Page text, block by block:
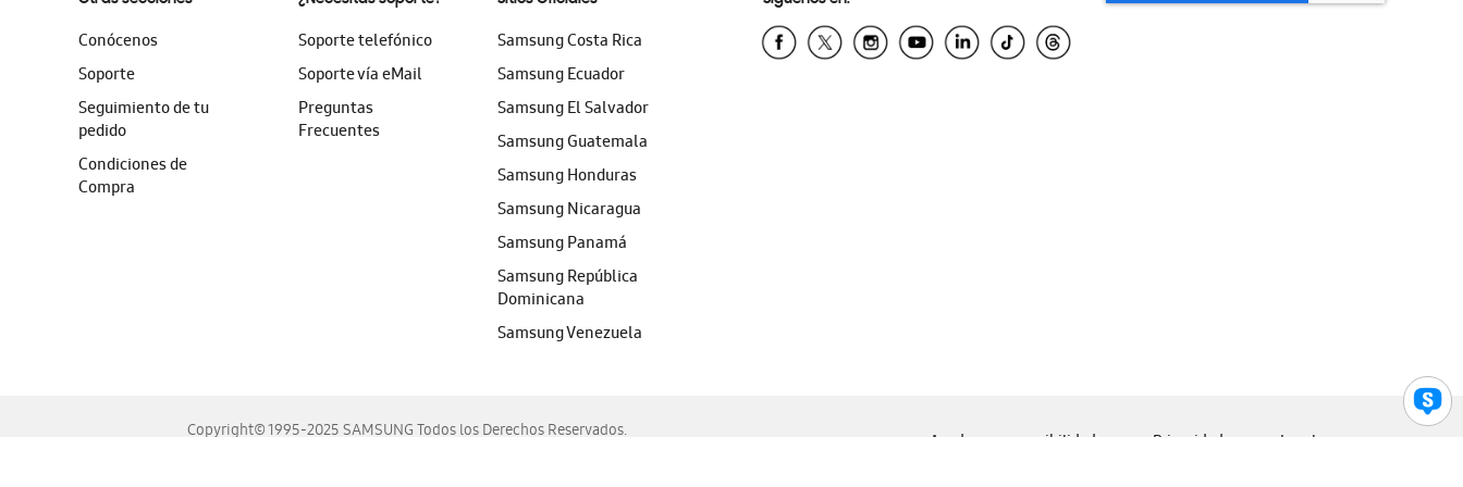
Conócenos
Soporte
Seguimiento de tu
pedido
Condiciones de
Compra
Soporte telefónico
Soporte vía eMail
Preguntas
Frecuentes
Samsung Costa Rica
Samsung Ecuador
Samsung El Salvador
Samsung Guatemala
Samsung Honduras
Samsung Nicaragua
Samsung Panamá
Samsung República
Dominicana
Samsung Venezuela
Copyright© 1995-2025 SAMSUNG Todos los Derechos Reservados.
Ayuda para accesibilidad Privacidad Legal